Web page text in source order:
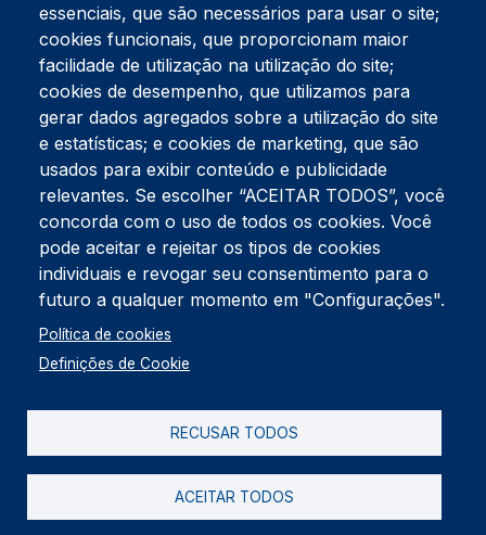
Tel:234 390 100Fax:234 390 100
Endereço Postal
Apartado 42
Rua Gil Eanes 31
3834-908 Gafanha da Nazaré
Estúdios
Rua Prior Guerra
Edifício do Centro Cultural da Gafanha da Nazaré
3830-556 Gafanha da Nazaré
Rodapé
Cookies
Política de Privacidade
essenciais, que são necessários para usar o site;
cookies funcionais, que proporcionam maior
facilidade de utilização na utilização do site;
cookies de desempenho, que utilizamos para
gerar dados agregados sobre a utilização do site
e estatísticas; e cookies de marketing, que são
usados para exibir conteúdo e publicidade
relevantes. Se escolher “ACEITAR TODOS”, você
concorda com o uso de todos os cookies. Você
pode aceitar e rejeitar os tipos de cookies
individuais e revogar seu consentimento para o
futuro a qualquer momento em "Configurações".
Política de cookies
Definições de Cookie
RECUSAR TODOS
ACEITAR TODOS